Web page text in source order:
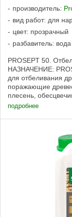
производитель:
вид работ: для
цвет: прозрачный
разбавитель: вода
PROSEPT 50.
НАЗНАЧЕНИЕ:
для отбеливания
поражающие
плесень,
подробнее